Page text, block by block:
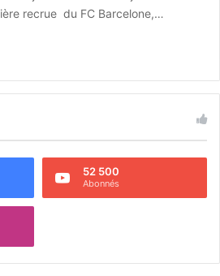
recrue du FC Barcelone,…
52 500
Abonnés